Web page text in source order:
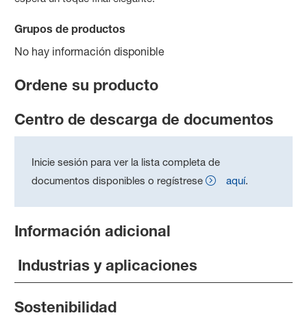
Grupos de productos
No hay información disponible
Ordene su producto
Centro de descarga de documentos
Inicie sesión para ver la lista completa de
documentos disponibles o regístrese
aquí.
Información adicional
Industrias y aplicaciones
Sostenibilidad